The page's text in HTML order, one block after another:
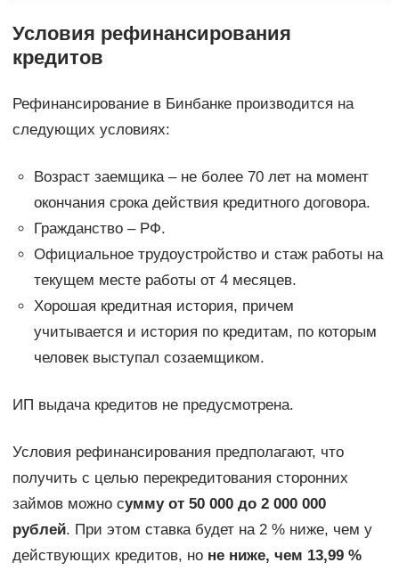
Условия рефинансирования
кредитов
Рефинансирование в Бинбанке производится на
следующих условиях:
Возраст заемщика – не более 70 лет на момент
окончания срока действия кредитного договора.
Гражданство – РФ.
Официальное трудоустройство и стаж работы на
текущем месте работы от 4 месяцев.
Хорошая кредитная история, причем
учитывается и история по кредитам, по которым
человек выступал созаемщиком.
ИП выдача кредитов не предусмотрена.
Условия рефинансирования предполагают, что
получить с целью перекредитования сторонних
займов можно сумму от 50 000 до 2 000 000
рублей. При этом ставка будет на 2 % ниже, чем у
действующих кредитов, но не ниже, чем 13,99 %